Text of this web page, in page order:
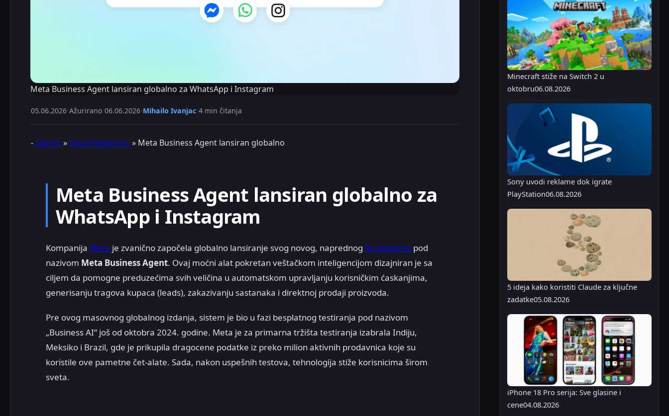
Meta Business Agent lansiran globalno za WhatsApp i Instagram
05.06.2026 Ažurirano 06.06.2026 Mihailo Ivanjac 4 min čitanja
- Glavna »Social Networks » Meta Business Agent lansiran globalno
Meta Business Agent lansiran globalno za
WhatsApp i Instagram
Kompanija Meta je zvanično započela globalno lansiranje svog novog, naprednog AI asistenta pod
nazivom Meta Business Agent. Ovaj moćni alat pokretan veštačkom inteligencijom dizajniran je sa
ciljem da pomogne preduzećima svih veličina u automatskom upravljanju korisničkim ćaskanjima,
generisanju tragova kupaca (leads), zakazivanju sastanaka i direktnoj prodaji proizvoda.
Pre ovog masovnog globalnog izdanja, sistem je bio u fazi besplatnog testiranja pod nazivom
„Business AI“ još od oktobra 2024. godine. Meta je za primarna tržišta testiranja izabrala Indiju,
Meksiko i Brazil, gde je prikupila dragocene podatke iz preko milion aktivnih prodavnica koje su
koristile ove pametne čet-alate. Sada, nakon uspešnih testova, tehnologija stiže korisnicima širom
sveta.
Minecraft stiže na Switch 2 u
oktobru06.08.2026
Sony uvodi reklame dok igrate
PlayStation06.08.2026
5 ideja kako koristiti Claude za ključne
zadatke05.08.2026
iPhone 18 Pro serija: Sve glasine i
cene04.08.2026